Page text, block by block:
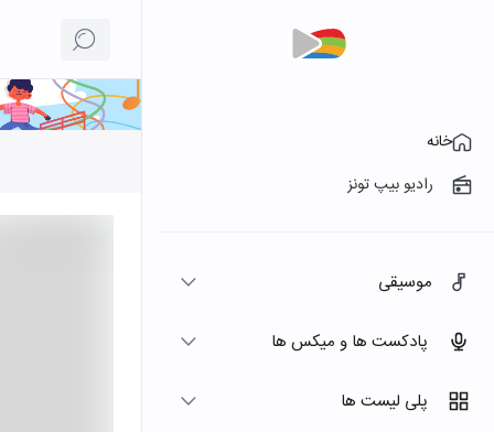
خانه
رادیو بیپ تونز
موسیقی
پادکست ها و میکس ها
پلی لیست ها